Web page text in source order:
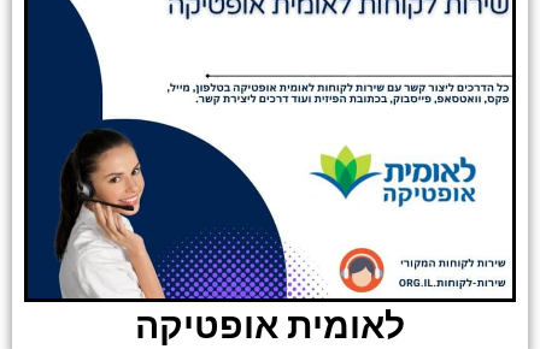
לאומית אופטיקה